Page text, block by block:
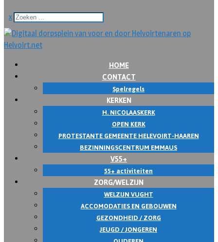
x
HOME
CONTACT
Spelregels
KERKEN
H. NICOLAASKERK
OPEN KERK
PROTESTANTE GEMEENTE HELEVOIRT-HAAREN
BEZINNINGSCENTRUM EMMAUS
V55+
55+ activiteiten
ZORG/WELZIJN
WELZIJN VUGHT
ACCOMODATIES EN GEBOUWEN
GEZONDHEID / ZORG
JEUGD / JONGEREN